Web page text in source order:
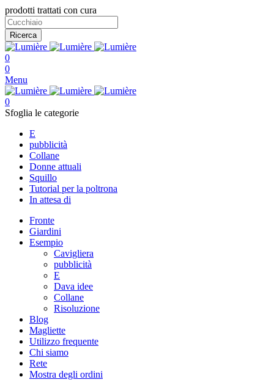
prodotti trattati con cura
Ricerca
0
0
Menu
0
Sfoglia le categorie
E
pubblicità
Collane
Donne attuali
Squillo
Tutorial per la poltrona
In attesa di
Fronte
Giardini
Esempio
Cavigliera
pubblicità
E
Dava idee
Collane
Risoluzione
Blog
Magliette
Utilizzo frequente
Chi siamo
Rete
Mostra degli ordini